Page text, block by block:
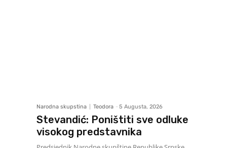
Narodna skupstina Teodora - 5 Augusta, 2026
Stevandić: Poništiti sve odluke
visokog predstavnika